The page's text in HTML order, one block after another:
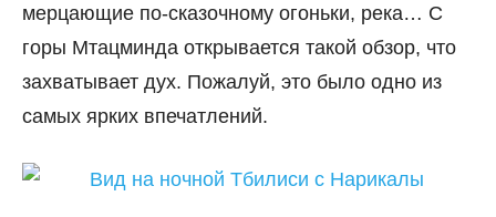
мерцающие по-сказочному огоньки, река… С
горы Мтацминда открывается такой обзор, что
захватывает дух. Пожалуй, это было одно из
самых ярких впечатлений.